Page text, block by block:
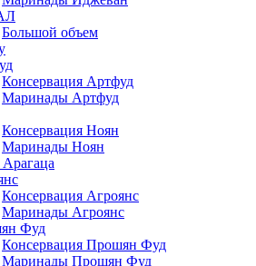
Большой объем
Консервация Артфуд
Маринады Артфуд
Консервация Ноян
Маринады Ноян
Консервация Агроянс
Маринады Агроянс
Фуд
Консервация Прошян Фуд
Маринады Прошян Фуд